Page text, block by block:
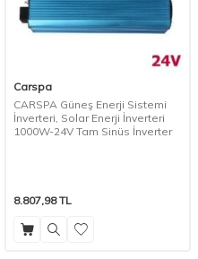
Carspa
CARSPA Güneş Enerji Sistemi
İnverteri, Solar Enerji İnverteri
1000W-24V Tam Sinüs İnverter
8.807,98TL